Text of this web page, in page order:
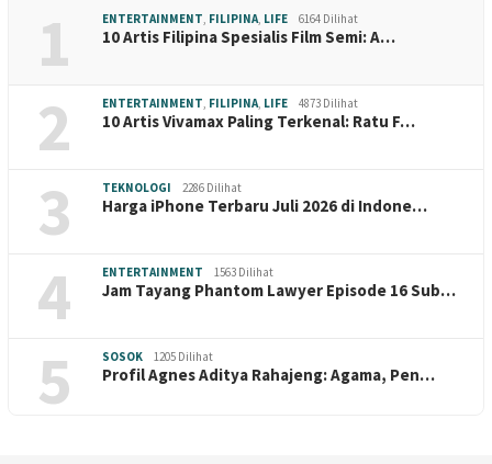
1 ENTERTAINMENT, FILIPINA, LIFE 6164 Dilihat
10 Artis Filipina Spesialis Film Semi: A…
2 ENTERTAINMENT, FILIPINA, LIFE 4873 Dilihat
10 Artis Vivamax Paling Terkenal: Ratu F…
3 TEKNOLOGI 2286 Dilihat
Harga iPhone Terbaru Juli 2026 di Indone…
4 ENTERTAINMENT 1563 Dilihat
Jam Tayang Phantom Lawyer Episode 16 Sub…
5 SOSOK 1205 Dilihat
Profil Agnes Aditya Rahajeng: Agama, Pen…